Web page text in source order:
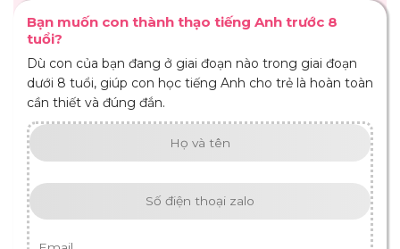
Bạn muốn con thành thạo tiếng Anh trước 8
tuổi?
Dù con của bạn đang ở giai đoạn nào trong giai đoạn
dưới 8 tuổi, giúp con học tiếng Anh cho trẻ là hoàn toàn
cần thiết và đúng đắn.